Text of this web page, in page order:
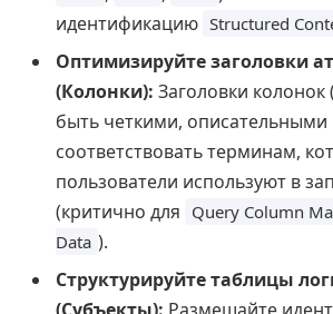
идентификацию Structured
Оптимизируйте заголовки
(Колонки): Заголовки колонок (
быть четкими, описательными
соответствовать терминам,
пользователи используют в
(критично для Query Column
Data ).
Структурируйте таблицы